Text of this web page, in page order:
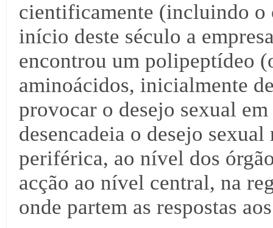
cientificamente (incluindo o
início deste século a
encontrou um polipeptídeo
aminoácidos, inicialmente
provocar o desejo sexual
desencadeia o desejo
periférica, ao nível dos
acção ao nível central, na
onde partem as respostas